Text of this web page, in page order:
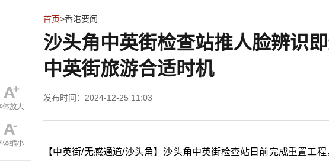
首页>香港要闻
沙头角中英街检查站推人脸辨识
中英街旅游合适时机
发布时间：2024-12-25 11:03
【中英街/无感通道/沙头角】沙头角中英街检查站日前完成重置工